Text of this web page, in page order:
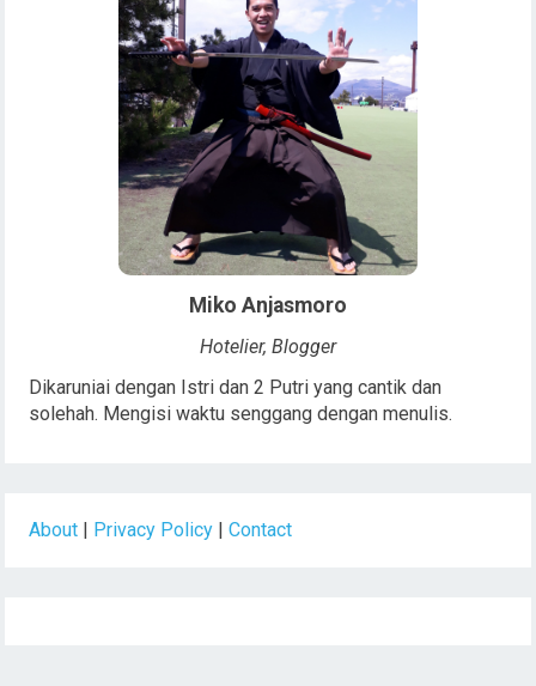
Miko Anjasmoro
Hotelier, Blogger
Dikaruniai dengan Istri dan 2 Putri yang cantik dan
solehah. Mengisi waktu senggang dengan menulis.
About Privacy Policy |Contact